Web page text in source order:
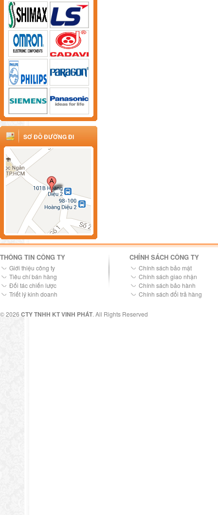
SƠ ĐỒ ĐƯỜNG ĐI
THÔNG TIN CÔNG TY
Giới thiệu công ty
Tiêu chí bán hàng
Đối tác chiến lược
Triết lý kinh doanh
CHÍNH SÁCH CÔNG TY
Chính sách bảo mật
Chính sách giao nhận
Chính sách bảo hành
Chính sách đổi trả hàng
© 2026 CTY TNHH KT VINH PHÁT. All Rights Reserved